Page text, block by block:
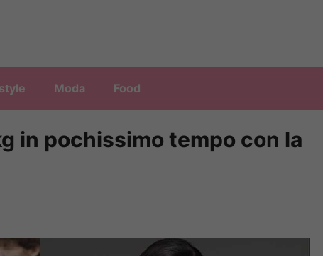
Moda Food
in pochissimo tempo con la